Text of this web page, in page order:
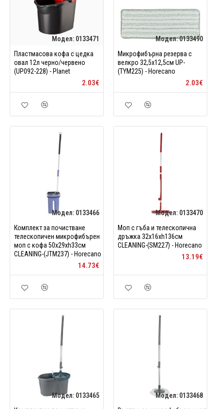
Модел: 0133471
Пластмасова кофа с цедка
овал 12л черно/червено
(UP092-228) - Planet
2.03€
Модел:0133490
Микрофибърна резерва с
велкро 32,5x12,5см UP-
(TYM225) - Horecano
2.03€
Модел: 0133466
Комплект за почистване
телескопичен микрофибърен
моп с кофа 50x29xh33см
CLEANING-(JTM237) - Horecano
14.73€
Модел: 0133470
Mоп с гъба и телескопична
дръжка 32x16xh136см
CLEANING-(SM227) - Horecano
13.19€
Модел: 0133465
Модел: 0133468